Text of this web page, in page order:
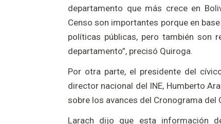
departamento que más crece en
Censo son importantes porque en
políticas públicas, pero también son
departamento”, precisó Quiroga.
Por otra parte, el presidente del
director nacional del INE, Humberto
sobre los avances del Cronograma del
Larach dijo que esta información